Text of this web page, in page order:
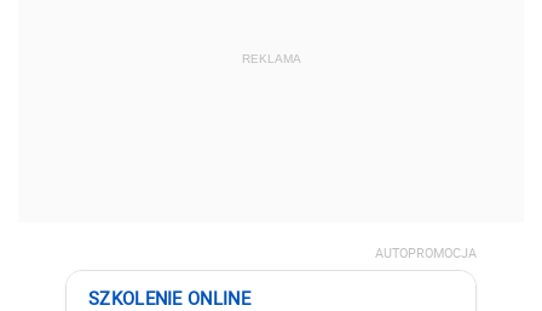
REKLAMA
AUTOPROMOCJA
SZKOLENIE ONLINE